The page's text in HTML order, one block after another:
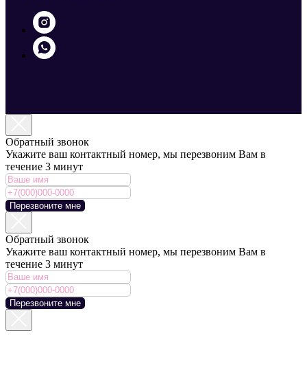
Обратный звонок
Укажите ваш контактный номер, мы перезвоним Вам в
течение 3 минут
Перезвоните мне
Обратный звонок
Укажите ваш контактный номер, мы перезвоним Вам в
течение 3 минут
Перезвоните мне